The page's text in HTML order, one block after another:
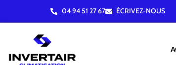
04 94 51 27 67 ÉCRIVEZ-NOUS